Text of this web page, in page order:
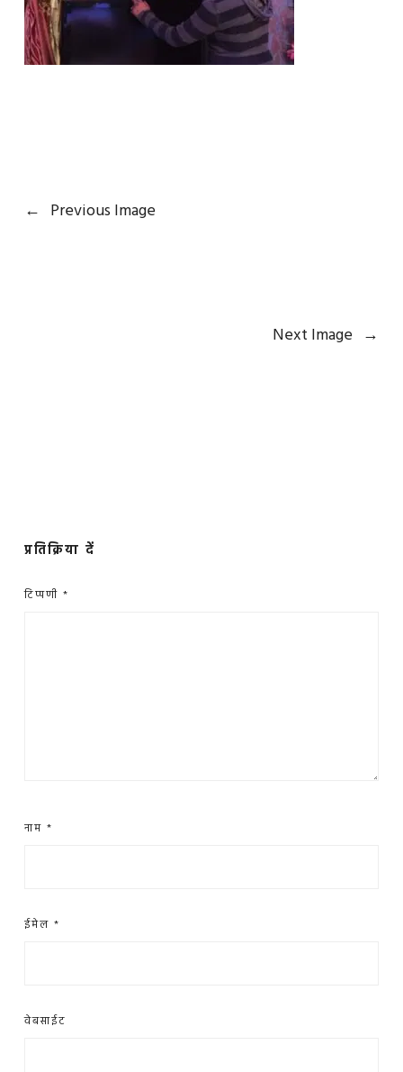
← Previous Image
Next Image →
प्रतिक्रिया दें
टिप्पणी *
नाम *
ईमेल *
वेबसाईट